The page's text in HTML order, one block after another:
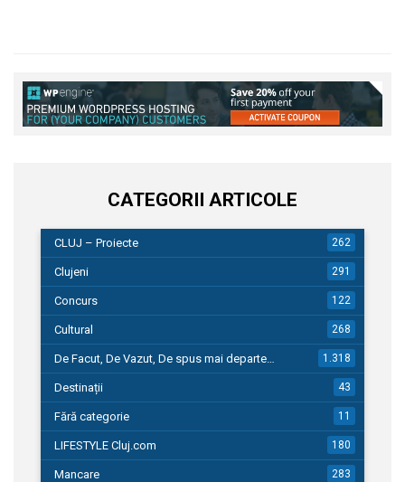
CATEGORII ARTICOLE
CLUJ – Proiecte 262
Clujeni 291
Concurs 122
Cultural 268
De Facut, De Vazut, De spus mai departe… 1.318
Destinații 43
Fără categorie 11
LIFESTYLE Cluj.com 180
Mancare 283